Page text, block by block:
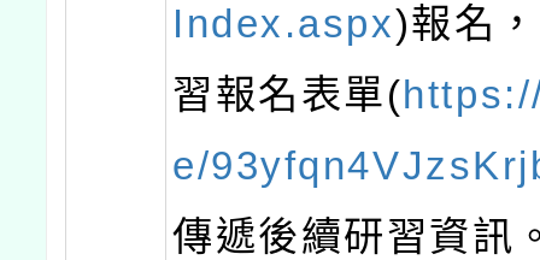
Index.aspx)報名
習報名表單(
e/
傳遞後續研習資訊